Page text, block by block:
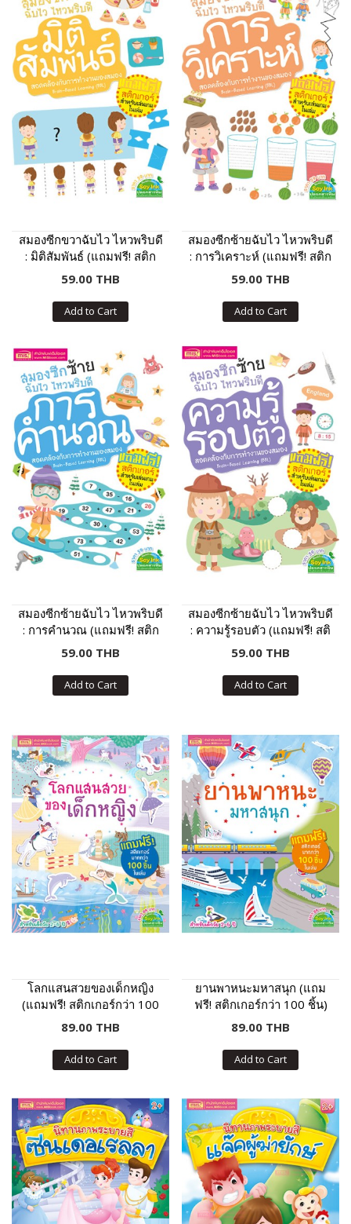
สมองซีกขวาฉับไว ไหวพริบดี
: มิติสัมพันธ์ (แถมฟรี! สติก
เกอร์)
59.00 THB
Add to Cart
สมองซีกซ้ายฉับไว ไหวพริบดี
: การวิเคราะห์ (แถมฟรี! สติก
เกอร์)
59.00 THB
Add to Cart
สมองซีกซ้ายฉับไว ไหวพริบดี
: การคำนวณ (แถมฟรี! สติก
เกอร์)
59.00 THB
Add to Cart
สมองซีกซ้ายฉับไว ไหวพริบดี
: ความรู้รอบตัว (แถมฟรี! สติ
กเกอร์)
59.00 THB
Add to Cart
โลกแสนสวยของเด็กหญิง
(แถมฟรี! สติกเกอร์กว่า 100
ชิ้น)
89.00 THB
Add to Cart
ยานพาหนะมหาสนุก (แถม
ฟรี! สติกเกอร์กว่า 100 ชิ้น)
89.00 THB
Add to Cart